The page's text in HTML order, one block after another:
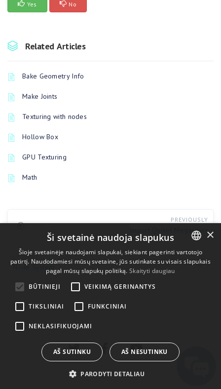
Yes No
Related Articles
Bake Geometry Info
Make Joints
Texturing with nodes
Hollow Box
GPU Texturing
Math
PREVIOUSLY
Import Quixel Megascans
UP NEXT
Node System
ENGLISH
DUTCH
ESTONIAN
×
Ši svetainė naudoja slapukus
Šioje svetainėje naudojami slapukai, siekiant pagerinti vartotojo
patirtį. Naudodamiesi mūsų svetaine, jūs sutinkate su visais slapukais
pagal mūsų slapukų politiką. Skaityti daugiau
BŪTINIEJI
VEIKIMĄ GERINANTYS
TIKSLINIAI FUNKCINIAI
NEKLASIFIKUOJAMI
AŠ SUTINKU AŠ NESUTINKU
PARODYTI DETALIAU